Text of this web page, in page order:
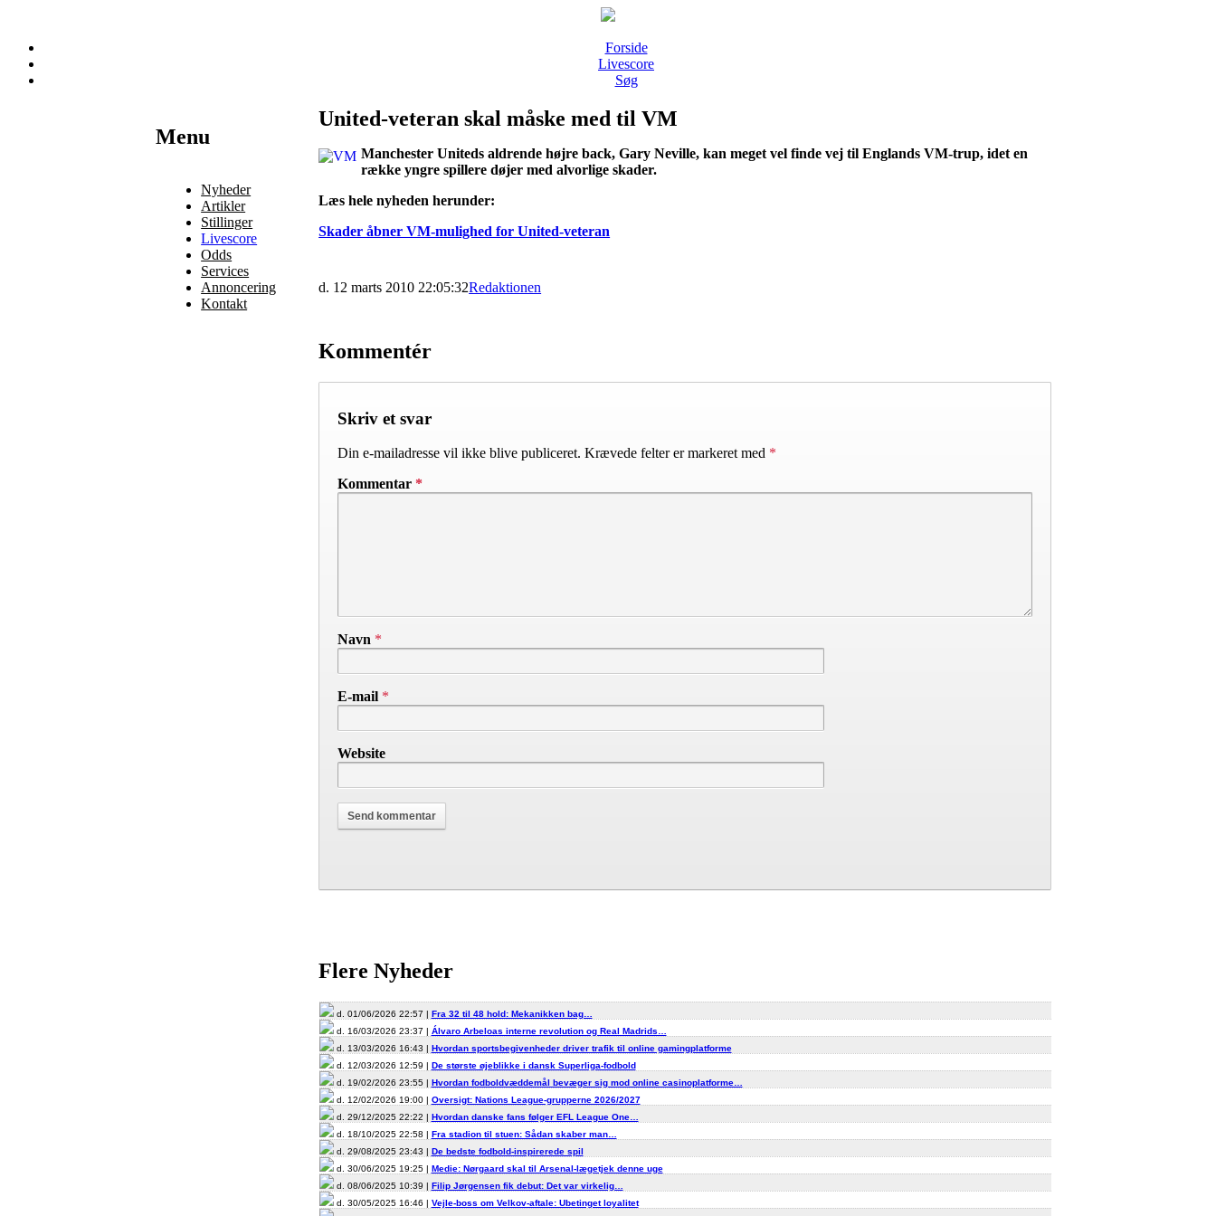
Forside
Livescore
Søg
Menu
Nyheder
Artikler
Stillinger
Livescore
Odds
Services
Annoncering
Kontakt
United-veteran skal måske med til VM
Manchester Uniteds aldrende højre back, Gary Neville, kan meget vel finde vej til Englands VM-trup, idet en
række yngre spillere døjer med alvorlige skader.
Læs hele nyheden herunder:
Skader åbner VM-mulighed for United-veteran
d. 12 marts 2010 22:05:32Redaktionen
Kommentér
Skriv et svar
Din e-mailadresse vil ikke blive publiceret. Krævede felter er markeret med *
Kommentar *
Navn *
E-mail *
Website
Flere Nyheder
d. 01/06/2026 22:57 | Fra 32 til 48 hold: Mekanikken bag…
d. 16/03/2026 23:37 | Álvaro Arbeloas interne revolution og Real Madrids…
d. 13/03/2026 16:43 | Hvordan sportsbegivenheder driver trafik til online gamingplatforme
d. 12/03/2026 12:59 | De største øjeblikke i dansk Superliga-fodbold
d. 19/02/2026 23:55 | Hvordan fodboldvæddemål bevæger sig mod online casinoplatforme…
d. 12/02/2026 19:00 | Oversigt: Nations League-grupperne 2026/2027
d. 29/12/2025 22:22 | Hvordan danske fans følger EFL League One…
d. 18/10/2025 22:58 | Fra stadion til stuen: Sådan skaber man…
d. 29/08/2025 23:43 | De bedste fodbold-inspirerede spil
d. 30/06/2025 19:25 | Medie: Nørgaard skal til Arsenal-lægetjek denne uge
d. 08/06/2025 10:39 | Filip Jørgensen fik debut: Det var virkelig…
d. 30/05/2025 16:46 | Vejle-boss om Velkov-aftale: Ubetinget loyalitet